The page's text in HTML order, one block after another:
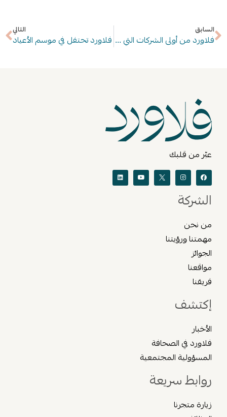
السابق
فلاورد من أولى الشركات التي توفر خدمة Apple Pay لعملائها في الكويت
التالي
فلاورد تحتفل في موسم الأعياد
عبّر من قلبك
الشركة
من نحن
مهمتنا ورؤيتنا
الجوائز
مواقعنا
فريقنا
إكتشف
الأخبار
فلاورد في الصحافة
المسؤولية المجتمعية
روابط سريعة
زيارة متجرنا